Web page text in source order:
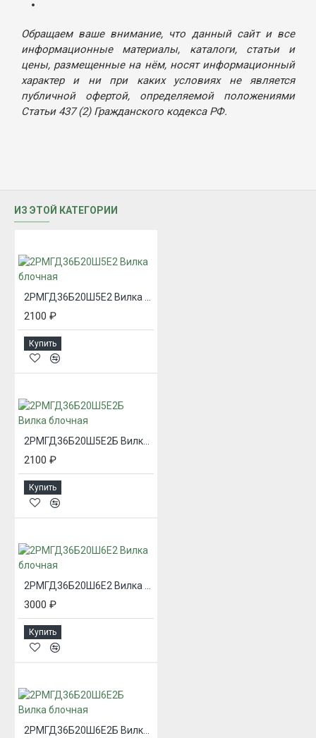
Обращаем ваше внимание, что данный сайт и все
информационные материалы, каталоги, статьи и
цены, размещенные на нём, носят информационный
характер и ни при каких условиях не является
публичной офертой, определяемой положениями
Статьи 437 (2) Гражданского кодекса РФ.
ИЗ ЭТОЙ КАТЕГОРИИ
2100 ₽
Купить
2РМГД36Б20Ш5Е2Б Вилка блочная
2100 ₽
Купить
2РМГД36Б20Ш6Е2 Вилка блочная
3000 ₽
Купить